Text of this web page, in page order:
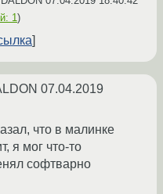
1)
07.04.2019
что в малинке
я мог что-то
софтварно